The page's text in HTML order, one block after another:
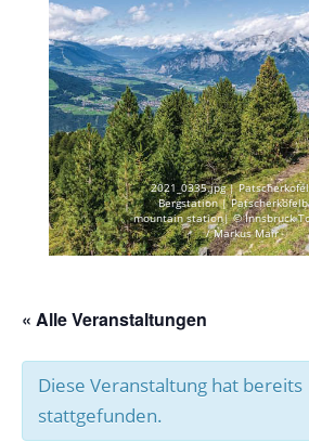
2021_0335.jpg |
Bergstation |
mountain station| © Innsbruck
/ Markus Mair
« Alle Veranstaltungen
Diese Veranstaltung hat bereits
stattgefunden.